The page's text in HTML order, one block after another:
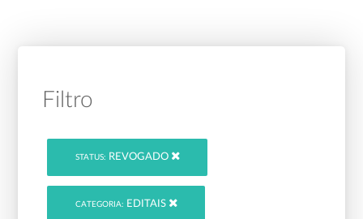
Filtro
STATUS: REVOGADO
CATEGORIA: EDITAIS